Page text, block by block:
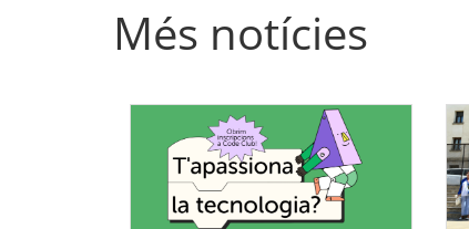
Més notícies